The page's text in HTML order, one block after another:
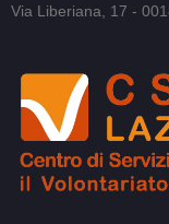
Via Liberiana, 17 -